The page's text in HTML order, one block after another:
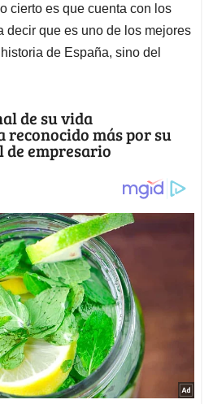
cierto es que cuenta con los
decir que es uno de los mejores
de España, sino del
de su vida
reconocido más por su
de empresario